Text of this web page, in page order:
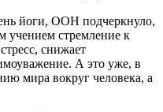
йоги, ООН подчеркнуло,
учением стремление к
снижает
А это уже, в
мира вокруг человека, а